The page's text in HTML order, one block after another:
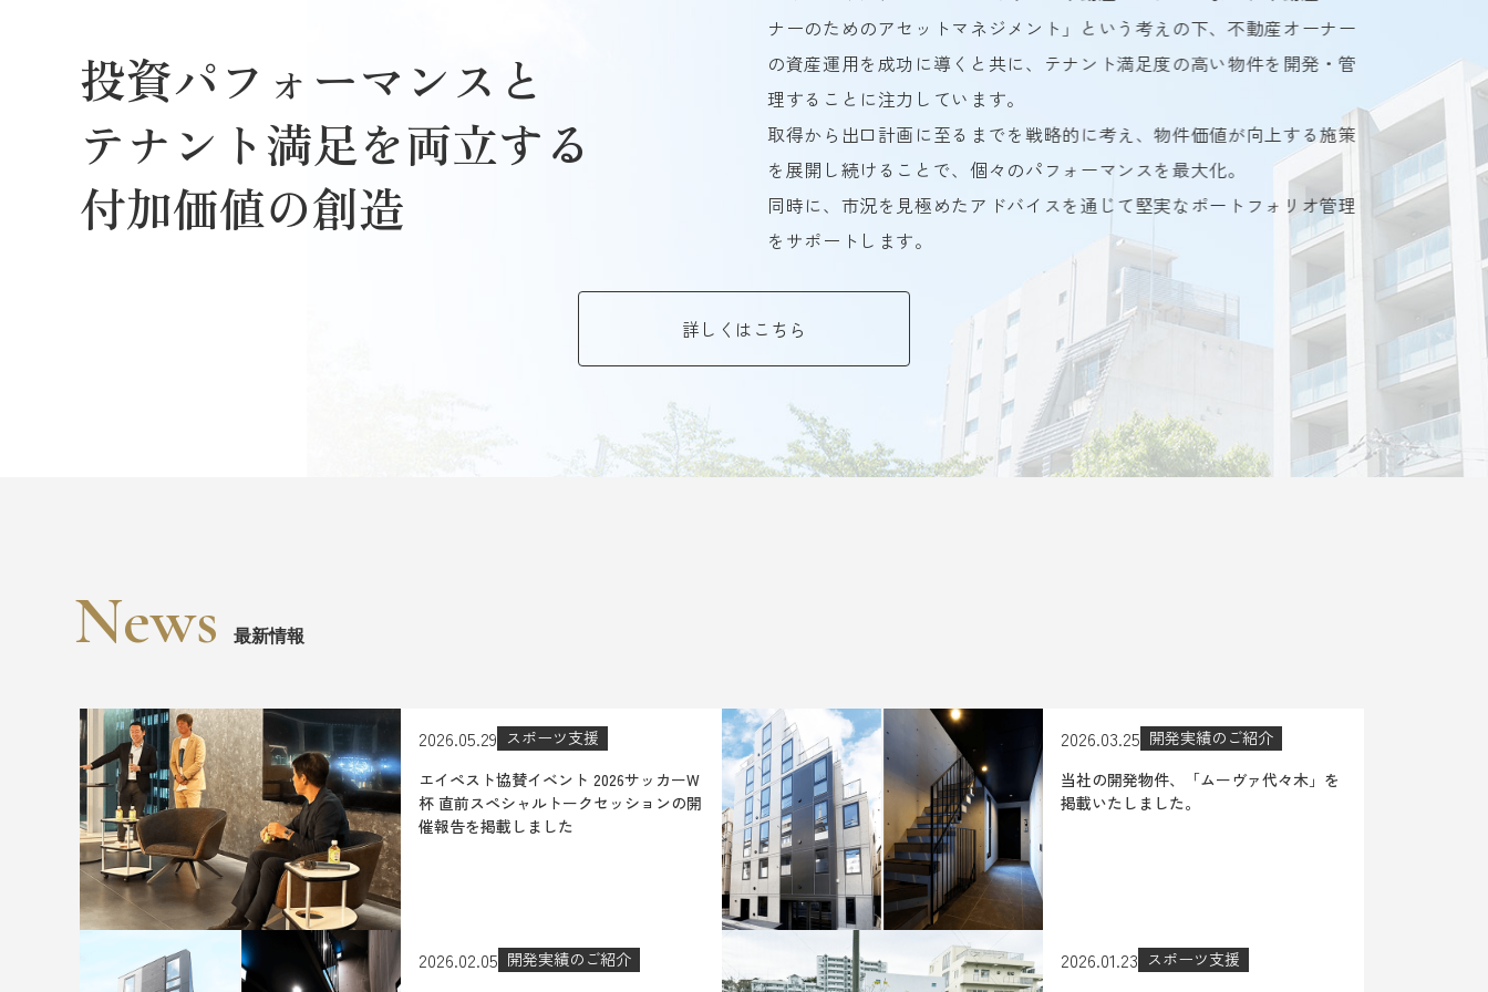
投資パフォーマンスと
テナント満足を両立する
付加価値の創造
ナーのためのアセットマネジメント」という考えの下、不動産オーナー
の資産運用を成功に導くと共に、テナント満足度の高い物件を開発・管
理することに注力しています。
取得から出口計画に至るまでを戦略的に考え、物件価値が向上する施策
を展開し続けることで、個々のパフォーマンスを最大化。
同時に、市況を見極めたアドバイスを通じて堅実なポートフォリオ管理
をサポートします。
詳しくはこちら
News最新情報
2026.05.29 スポーツ支援
エイペスト協賛イベント 2026サッカーW
杯 直前スペシャルトークセッションの開
催報告を掲載しました
2026.03.25 開発実績のご紹介
当社の開発物件、「ムーヴァ代々木」を
掲載いたしました。
2026.02.05 開発実績のご紹介
2026.01.23 スポーツ支援